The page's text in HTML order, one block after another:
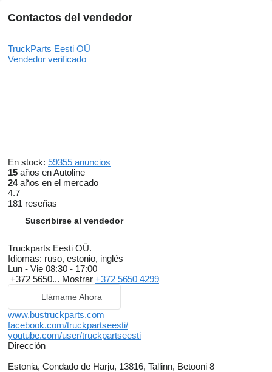
Contactos del vendedor
TruckParts Eesti OÜ
Vendedor verificado
En stock: 59355 anuncios
15 años en Autoline
24años en el mercado
4.7
181 reseñas
Suscribirse al vendedor
Truckparts Eesti OÜ.
Idiomas: ruso, estonio, inglés
Lun - Vie 08:30 - 17:00
+372 5650... Mostrar +372 5650 4299
Llámame Ahora
www.bustruckparts.com
facebook.com/truckpartseesti/
youtube.com/user/truckpartseesti
Dirección
Estonia, Condado de Harju, 13816, Tallinn, Betooni 8